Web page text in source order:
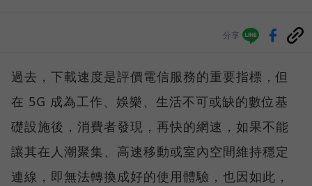
分享
過去，下載速度是評價電信服務的重要指標，但
在 5G 成為工作、娛樂、生活不可或缺的數位基
礎設施後，消費者發現，再快的網速，如果不能
讓其在人潮聚集、高速移動或室內空間維持穩定
連線，即無法轉換成好的使用體驗，也因如此，